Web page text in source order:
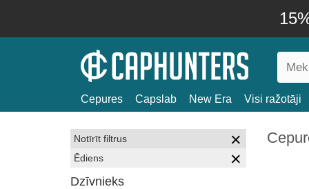
Cepures Capslab New Era Visi ražotāji
Notīrīt filtrus
Ēdiens
Dzīvnieks